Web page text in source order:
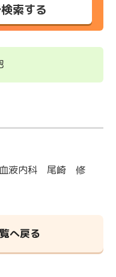
索する
液内科 尾崎 修
へ戻る